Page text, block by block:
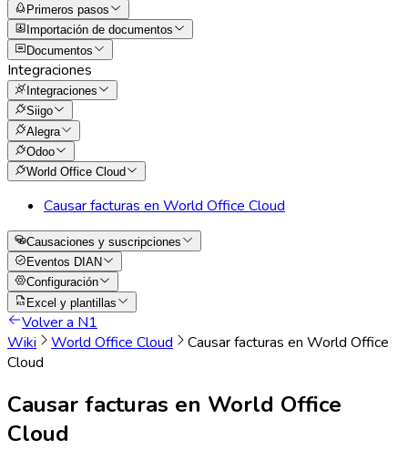
Primeros pasos
Importación de documentos
Documentos
Integraciones
Integraciones
Siigo
Alegra
Odoo
World Office Cloud
Causar facturas en World Office Cloud
Causaciones y suscripciones
Eventos DIAN
Configuración
Excel y plantillas
Volver a N1
Wiki
World Office Cloud
Causar facturas en World Office
Cloud
Causar facturas en World Office
Cloud